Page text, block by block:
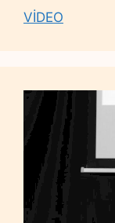
VİDEO